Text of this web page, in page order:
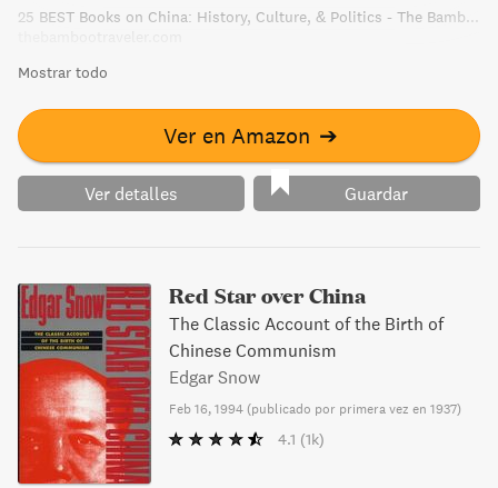
25 BEST Books on China: History, Culture, & Politics - The Bamboo Traveler
Mostrar todo
Ver en Amazon ➔
Ver detalles Guardar
Red Star over China
The Classic Account of the Birth of
Chinese Communism
Edgar Snow
Feb 16, 1994 (publicado por primera vez en 1937)
4.1 (1k)